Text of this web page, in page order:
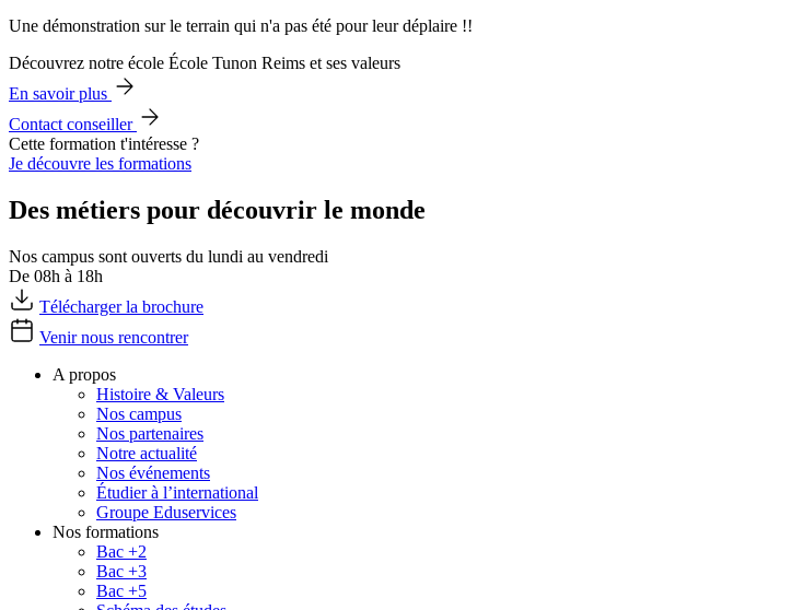
Une démonstration sur le terrain qui n'a pas été pour leur déplaire !!
Découvrez notre école École Tunon Reims et ses valeurs
En savoir plus
Contact conseiller
Cette formation t'intéresse ?
Je découvre les formations
Des métiers pour découvrir le monde
Nos campus sont ouverts du lundi au vendredi
De 08h à 18h
Télécharger la brochure
Venir nous rencontrer
A propos
Histoire & Valeurs
Nos campus
Nos partenaires
Notre actualité
Nos événements
Étudier à l’international
Groupe Eduservices
Nos formations
Bac +2
Bac +3
Bac +5